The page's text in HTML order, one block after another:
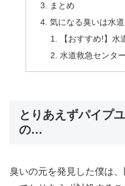
まとめ
気になる臭いは水
【おすすめ!】水
水道救急センター
とりあえずパイプ
の…
臭いの元を発見した僕は